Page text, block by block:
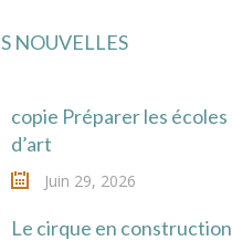
NOUVELLES
copie Préparer les écoles
d’art
Juin 29, 2026
Le cirque en construction